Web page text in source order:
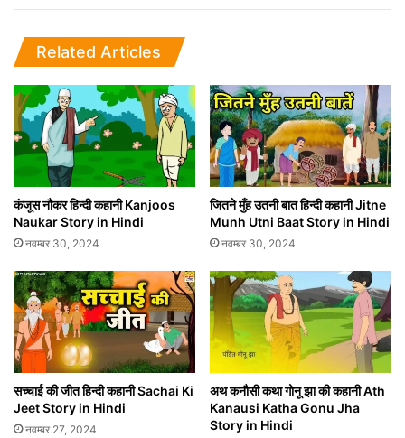
Related Articles
कंजूस नौकर हिन्दी कहानी Kanjoos
Naukar Story in Hindi
नवम्बर 30, 2024
जितने मुँह उतनी बात हिन्दी कहानी Jitne
Munh Utni Baat Story in Hindi
नवम्बर 30, 2024
सच्चाई की जीत हिन्दी कहानी Sachai Ki
Jeet Story in Hindi
नवम्बर 27, 2024
अथ कनौसी कथा गोनू झा की कहानी Ath
Kanausi Katha Gonu Jha
Story in Hindi